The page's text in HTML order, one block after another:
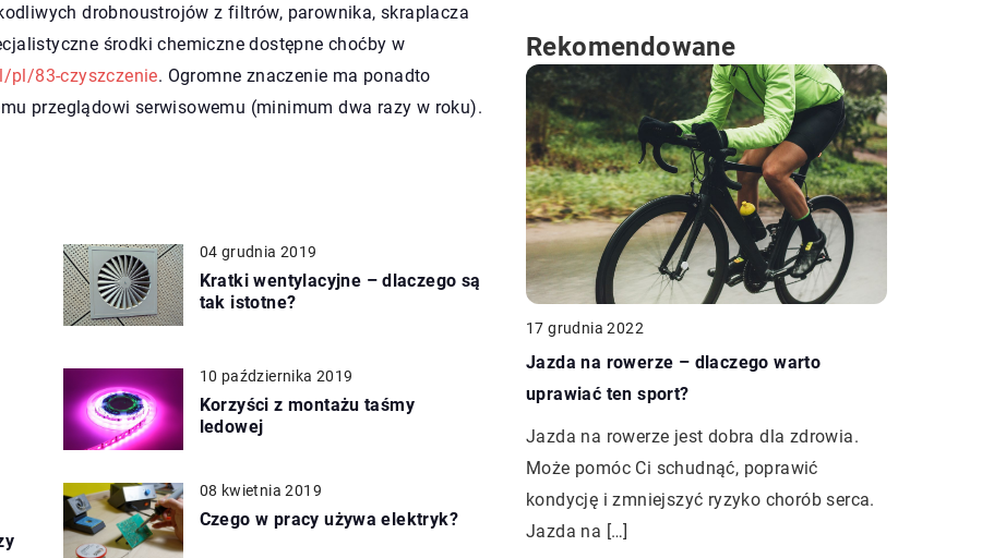
drobnoustrojów z filtrów, parownika, skraplacza
środki chemiczne dostępne choćby w
pl/83-czyszczenie. Ogromne znaczenie ma ponadto
przeglądowi serwisowemu (minimum dwa razy w roku).
04 grudnia 2019
Kratki wentylacyjne – dlaczego są
tak istotne?
10 października 2019
Korzyści z montażu taśmy
ledowej
08 kwietnia 2019
Czego w pracy używa elektryk?
Rekomendowane
17 grudnia 2022
Jazda na rowerze – dlaczego warto
uprawiać ten sport?
Jazda na rowerze jest dobra dla zdrowia.
Może pomóc Ci schudnąć, poprawić
kondycję i zmniejszyć ryzyko chorób serca.
Jazda na […]